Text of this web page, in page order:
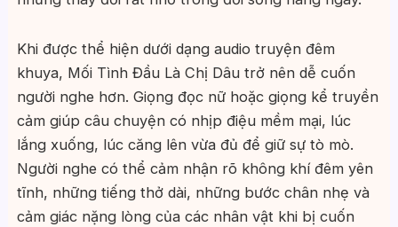
Khi được thể hiện dưới dạng audio truyện đêm
khuya, Mối Tình Đầu Là Chị Dâu trở nên dễ cuốn
người nghe hơn. Giọng đọc nữ hoặc giọng kể truyền
cảm giúp câu chuyện có nhịp điệu mềm mại, lúc
lắng xuống, lúc căng lên vừa đủ để giữ sự tò mò.
Người nghe có thể cảm nhận rõ không khí đêm yên
tĩnh, những tiếng thở dài, những bước chân nhẹ và
cảm giác nặng lòng của các nhân vật khi bị cuốn